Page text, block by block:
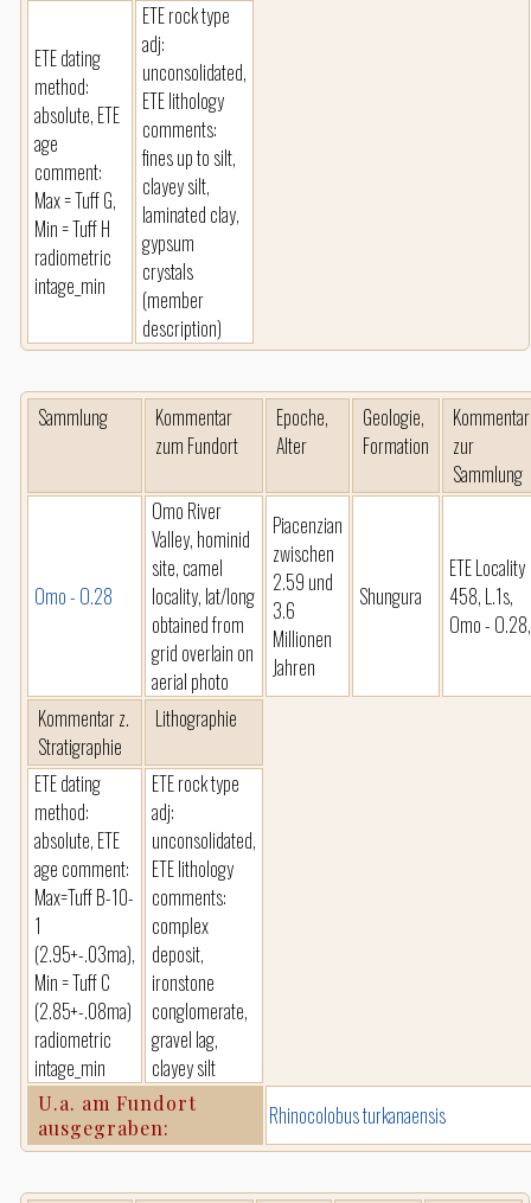
ETE dating
method:
absolute, ETE
age
comment:
Max = Tuff G,
Min = Tuff H
radiometric
intage_min
ETE rock type
adj:
unconsolidated,
ETE lithology
comments:
fines up to silt,
clayey silt,
laminated clay,
gypsum
crystals
(member
description)
Sammlung
Kommentar
zum Fundort
Epoche,
Alter
Geologie,
Formation
Kommentar
zur
Sammlung
Omo - O.28
Omo River
Valley, hominid
site, camel
locality, lat/long
obtained from
grid overlain on
aerial photo
Piacenzian
zwischen
2.59 und
3.6
Millionen
Jahren
Shungura
ETE Locality
458, L.1s,
Omo - O.28,
Kommentar z.
Stratigraphie
Lithographie
ETE dating
method:
absolute, ETE
age comment:
Max=Tuff B-10-
1
(2.95+-.03ma),
Min = Tuff C
(2.85+-.08ma)
radiometric
intage_min
ETE rock type
adj:
unconsolidated,
ETE lithology
comments:
complex
deposit,
ironstone
conglomerate,
gravel lag,
clayey silt
U.a. am Fundort
ausgegraben:
Rhinocolobus turkanaensis